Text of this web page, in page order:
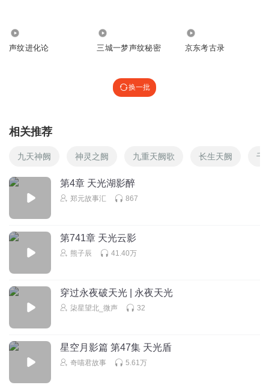
声纹进化论 三城一梦声纹秘密 京东考古录
换一批
相关推荐
九天神阙 神灵之阙 九重天阙歌 长生天阙 千
第4章 天光湖影醉
郑元故事汇 867
第741章 天光云影
熊子辰 41.40万
穿过永夜破天光 | 永夜天光
柒星望北_微声 32
星空月影篇 第47集 天光盾
奇喵君故事 5.61万